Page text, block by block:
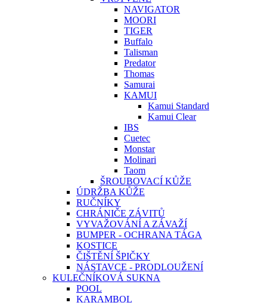
NAVIGATOR
MOORI
TIGER
Buffalo
Talisman
Predator
Thomas
Samurai
KAMUI
Kamui Standard
Kamui Clear
IBS
Cuetec
Monstar
Molinari
Taom
ŠROUBOVACÍ KŮŽE
ÚDRŽBA KŮŽE
RUČNÍKY
CHRÁNIČE ZÁVITŮ
VYVAŽOVÁNÍ A ZÁVAŽÍ
BUMPER - OCHRANA TÁGA
KOSTICE
ČIŠTĚNÍ ŠPIČKY
NÁSTAVCE - PRODLOUŽENÍ
KULEČNÍKOVÁ SUKNA
POOL
KARAMBOL